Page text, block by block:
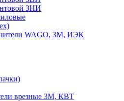
ЗНИ
WAGO, 3M, ИЭК
врезные 3M, КВТ